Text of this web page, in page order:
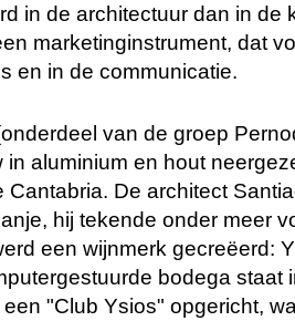
in de architectuur dan in de
marketinginstrument, dat
en in de communicatie.
van de groep
aluminium en hout
Cantabria. De architect
hij tekende onder meer
een wijnmerk gecreëerd:
bodega staat
"Club Ysios" opgericht,